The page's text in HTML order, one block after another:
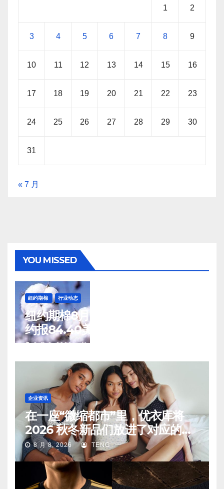
1 2
3 4 5 6 7 8 9
10 11 12 13 14 15 16
17 18 19 20 21 22 23
24 25 26 27 28 29 30
31
« 7 月
YOU MISSED
纽约期棉 行业动态
纽约期棉8月7日(周五)收涨12月合
约报84.40美分/磅
8 月 8, 2026 TENG
企业资讯
在一座“微缩都市”里，优衣库将
2026 秋冬新品们放进了对应的生
活场景中
8 月 8, 2026 TENG